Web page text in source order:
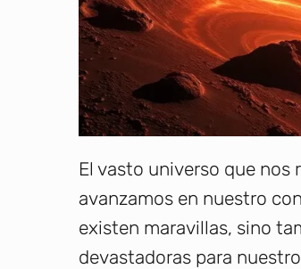
El vasto universo que nos
avanzamos en nuestro
existen maravillas, sino
devastadoras para